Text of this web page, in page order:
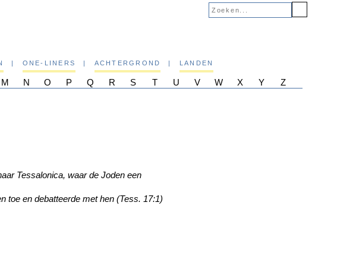
| ONE-LINERS | ACHTERGROND | LANDEN
M N O P Q R S T U V W X Y Z
Tessalonica, waar de Joden een
toe en debatteerde met hen (Tess. 17:1)